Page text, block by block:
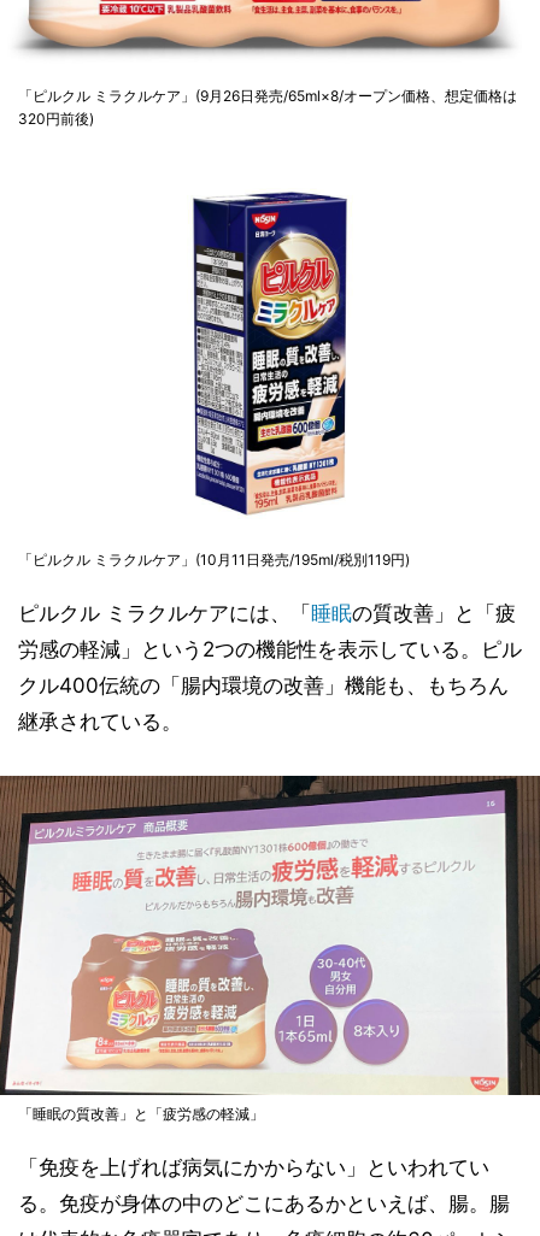
「ピルクル ミラクルケア」(9月26日発売/65ml×8/オープン価格、想定価格は
320円前後)
「ピルクル ミラクルケア」(10月11日発売/195ml/税別119円)
ピルクル ミラクルケアには、「睡眠の質改善」と「疲
労感の軽減」という2つの機能性を表示している。ピル
クル400伝統の「腸内環境の改善」機能も、もちろん
継承されている。
「睡眠の質改善」と「疲労感の軽減」
「免疫を上げれば病気にかからない」といわれてい
る。免疫が身体の中のどこにあるかといえば、腸。腸